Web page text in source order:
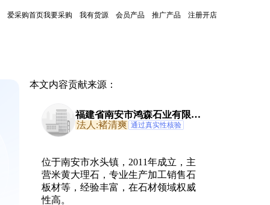
爱采购首页我要采购 我有货源 会员产品 推广产品 注册开店
本文内容贡献来源：
福建省南安市鸿森石业有限公
司
法人:褚清爽 通过真实性核验
位于南安市水头镇，2011年成立，主
营米黄大理石，专业生产加工销售石
板材等，经验丰富，在石材领域权威
性高。